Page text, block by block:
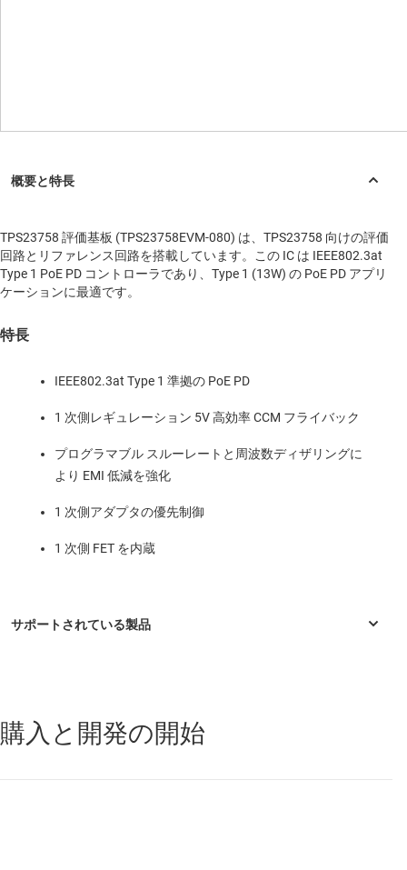
TPS23758 評価基板 (TPS23758EVM-080) は、TPS23758 向けの評価
回路とリファレンス回路を搭載しています。この IC は IEEE802.3at
Type 1 PoE PD コントローラであり、Type 1 (13W) の PoE PD アプリ
ケーションに最適です。
特長
IEEE802.3at Type 1 準拠の PoE PD
1 次側レギュレーション 5V 高効率 CCM フライバック
プログラマブル スルーレートと周波数ディザリングに
より EMI 低減を強化
1 次側アダプタの優先制御
1 次側 FET を内蔵
TPS23758 — フォトカプラなしの同期フライバック DC/DC コント
ローラ搭載 IEEE 802.3at PoE PD
購入と開発の開始